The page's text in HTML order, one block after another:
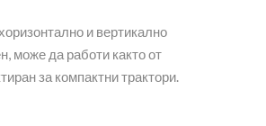
и вертикално
може да работи както от
за компактни трактори.